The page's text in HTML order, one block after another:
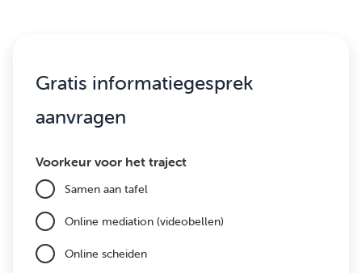
Gratis informatiegesprek
aanvragen
Voorkeur voor het traject
Samen aan tafel
Online mediation (videobellen)
Online scheiden